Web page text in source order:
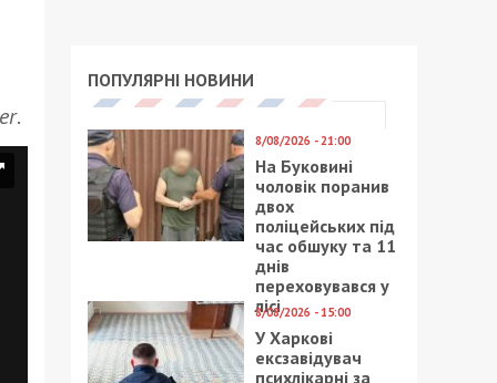
.
ПОПУЛЯРНІ НОВИНИ
8/08/2026 - 21:00
На Буковині
чоловік поранив
двох
поліцейських під
час обшуку та 11
днів
переховувався у
лісі
8/08/2026 - 15:00
У Харкові
ексзавідувач
психлікарні за